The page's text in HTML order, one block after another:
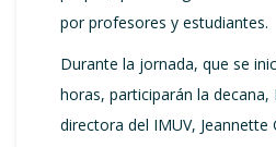
por profesores y estudiantes.
Durante la jornada, que se
horas, participarán la decana,
directora del IMUV, Jeannette